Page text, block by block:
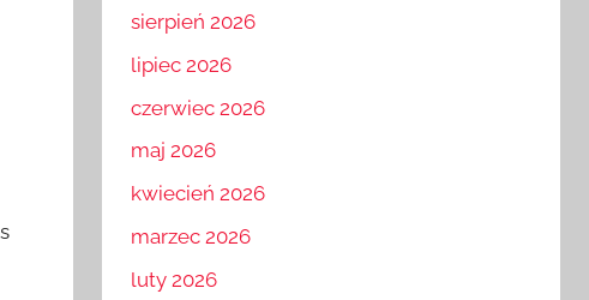
sierpień 2026
lipiec 2026
maj 2026